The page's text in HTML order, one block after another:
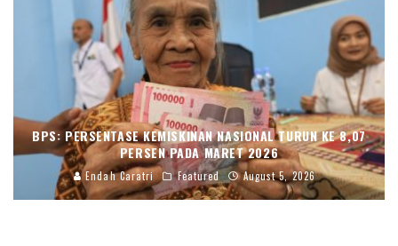
BPS: PERSENTASE KEMISKINAN NASIONAL TURUN KE 8,07
PERSEN PADA MARET 2026
Endah Caratri Featured August 5, 2026